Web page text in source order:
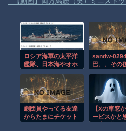
【動画】野菜売りのおじさんにド
【動画】首都高で4tトラックが原
【朗報】大人気漫画「GANTZ」
【動画】サッカーの試合中の落雷
まだ墓石があるだけマシと見るべ
【動画】新型のさすまた、限界突
【謎】広島県が頑なに「はだしの
ロシア海軍の太平洋
艦隊、日本海やオホ
開始…ウクライナ支
援続ける日本を威嚇
か！
sandw-
巴、、その
ッシー
劇団員やってる友達
からたまにチケット
【Xの車窓
ービスかと